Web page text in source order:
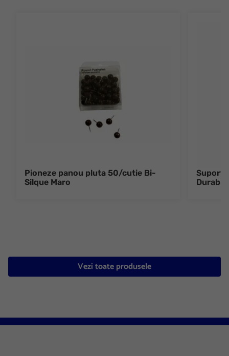
Pioneze panou pluta 50/cutie Bi-
Silque Maro
Suport
Vezi toate produsele